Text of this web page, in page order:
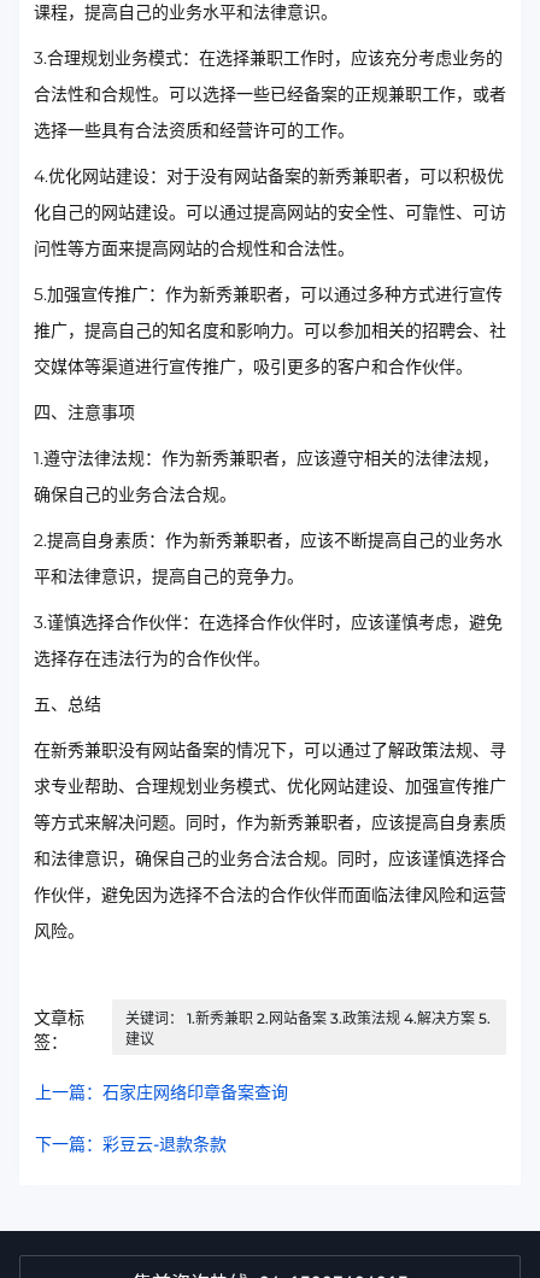
课程，提高自己的业务水平和法律意识。
3.合理规划业务模式：在选择兼职工作时，应该充分考虑业务的
合法性和合规性。可以选择一些已经备案的正规兼职工作，或者
选择一些具有合法资质和经营许可的工作。
4.优化网站建设：对于没有网站备案的新秀兼职者，可以积极优
化自己的网站建设。可以通过提高网站的安全性、可靠性、可访
问性等方面来提高网站的合规性和合法性。
5.加强宣传推广：作为新秀兼职者，可以通过多种方式进行宣传
推广，提高自己的知名度和影响力。可以参加相关的招聘会、社
交媒体等渠道进行宣传推广，吸引更多的客户和合作伙伴。
四、注意事项
1.遵守法律法规：作为新秀兼职者，应该遵守相关的法律法规，
确保自己的业务合法合规。
2.提高自身素质：作为新秀兼职者，应该不断提高自己的业务水
平和法律意识，提高自己的竞争力。
3.谨慎选择合作伙伴：在选择合作伙伴时，应该谨慎考虑，避免
选择存在违法行为的合作伙伴。
五、总结
在新秀兼职没有网站备案的情况下，可以通过了解政策法规、寻
求专业帮助、合理规划业务模式、优化网站建设、加强宣传推广
等方式来解决问题。同时，作为新秀兼职者，应该提高自身素质
和法律意识，确保自己的业务合法合规。同时，应该谨慎选择合
作伙伴，避免因为选择不合法的合作伙伴而面临法律风险和运营
风险。
文章标
签：
关键词： 1.新秀兼职 2.网站备案 3.政策法规 4.解决方案 5.
建议
上一篇：石家庄网络印章备案查询
下一篇：彩豆云-退款条款